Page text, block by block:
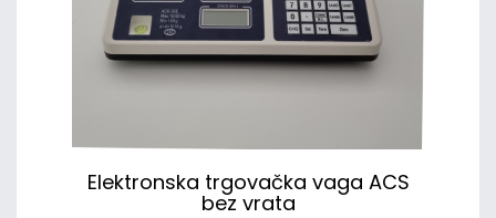
Elektronska trgovačka vaga ACS
bez vrata